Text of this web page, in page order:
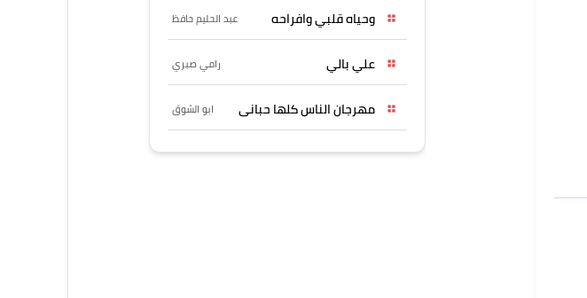
وحياه قلبي وافراحه عبد الحليم حافظ
علي بالي رامي صبري
مهرجان الناس كلها حبانى ابو الشوق